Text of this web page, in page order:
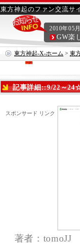
東方神起のファン交流サ
東方神起-X-ホーム > 東
2010年05
GW楽
記事詳細::9/22～
スポンサード リンク
著者：tomoJJ